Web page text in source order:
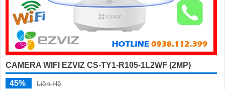
CAMERA WIFI EZVIZ CS-TY1-R105-1L2WF (2MP)
45%
Liên Hệ